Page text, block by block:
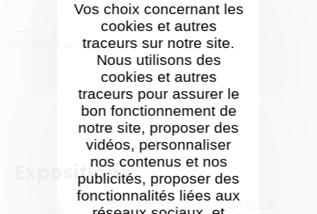
Vos choix concernant les
cookies et autres
traceurs sur notre site.
Nous utilisons des
cookies et autres
traceurs pour assurer le
bon fonctionnement de
notre site, proposer des
vidéos, personnaliser
nos contenus et nos
publicités, proposer des
fonctionnalités liées aux
11/06/2025- MIS À JOUR LE17/09/2025
Expositions
ARTS VISUELS,ARTS PLASTIQUES